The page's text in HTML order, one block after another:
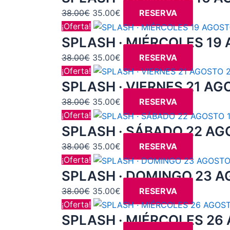
38.00€ original
era:
38.00€.
35.00€ actual
35.00€.
RESERVA
¡Oferta!
SPLASH · MIÉRCOLES
38.00€
El
precio
original
era:
38.00€.
35.00€
El
precio
actual
es:
35.00€.
RESERVA
¡Oferta!
SPLASH · VIERNES 21
38.00€
El
precio
original
era:
38.00€.
35.00€
El
precio
actual
35.00€.
RESERVA
¡Oferta!
SPLASH · SÁBADO 22
38.00€
El
precio
original
era:
38.00€.
35.00€
El
precio
actual
35.00€.
RESERVA
¡Oferta!
SPLASH · DOMINGO 23
38.00€
El
precio
original
era:
38.00€.
35.00€
El
precio
actual
es:
35.00€.
RESERVA
¡Oferta!
SPLASH · MIÉRCOLES
El
precio
El
precio